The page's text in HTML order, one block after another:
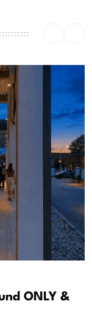
ONLY &